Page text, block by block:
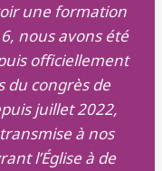
une formation
nous avons été
officiellement
du congrès de
juillet 2022,
à nos
l’Église à de